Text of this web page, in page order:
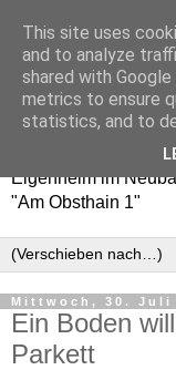
Erlenhof
Baublog /
Eigenheim im
"Am Obsthain 1"
Mittwoch, 30. Juli
Ein Boden
Parkett
This site uses
and to analyze
shared with
metrics to ensure
statistics, and to